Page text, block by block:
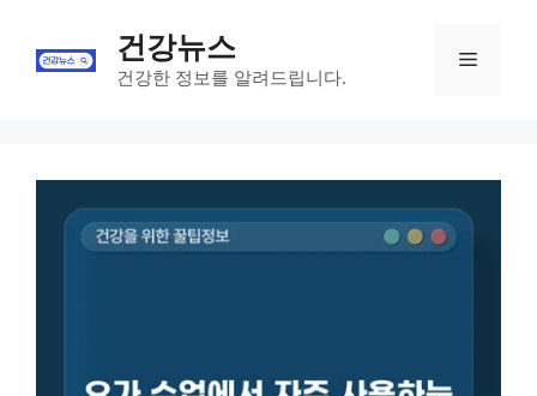
content
건강뉴스
건강한 정보를 알려드립니다.
Menu